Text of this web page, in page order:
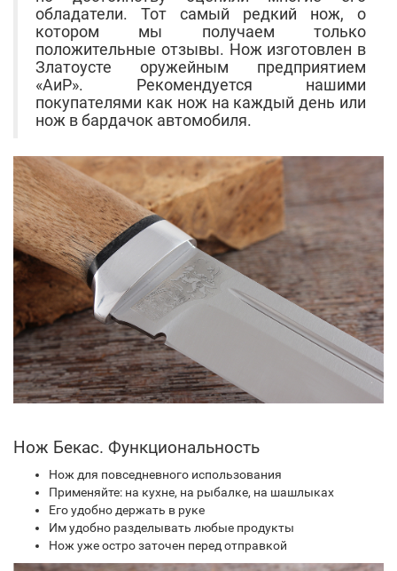
обладатели. Тот самый редкий нож, о
котором мы получаем только
положительные отзывы. Нож изготовлен в
Златоусте оружейным предприятием
«АиР». Рекомендуется нашими
покупателями как нож на каждый день или
нож в бардачок автомобиля.
Нож Бекас. Функциональность
Нож для повседневного использования
Применяйте: на кухне, на рыбалке, на шашлыках
Его удобно держать в руке
Им удобно разделывать любые продукты
Нож уже остро заточен перед отправкой